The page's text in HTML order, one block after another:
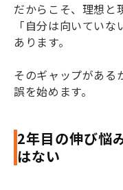
だからこそ、理想と
「自分は向いてい
あります。
そのギャップがある
誤を始めます。
2年目の伸び悩
はない